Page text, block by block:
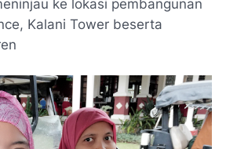
ke lokasi pembangunan
Kalani Tower beserta